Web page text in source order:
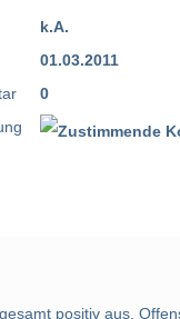
k.A.
01.03.2011
0
positiv aus.